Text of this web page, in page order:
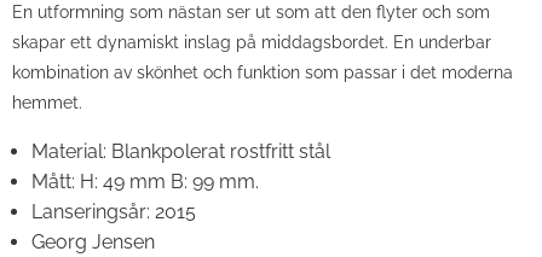
En utformning som nästan ser ut som att den flyter och som
skapar ett dynamiskt inslag på middagsbordet. En underbar
kombination av skönhet och funktion som passar i det moderna
hemmet.
Material: Blankpolerat rostfritt stål
Mått: H: 49 mm B: 99 mm.
Lanseringsår: 2015
Georg Jensen